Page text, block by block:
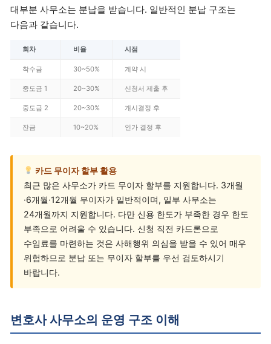
대부분 사무소는 분납을 받습니다. 일반적인 분납 구조는
다음과 같습니다.
회차 비율 시점
착수금 30~50% 계약 시
중도금 1 20~30% 신청서 제출 후
중도금 2 20~30% 개시결정 후
잔금 10~20% 인가 결정 후
카드 무이자 할부 활용
최근 많은 사무소가 카드 무이자 할부를 지원합니다. 3개월
·6개월·12개월 무이자가 일반적이며, 일부 사무소는
24개월까지 지원합니다. 다만 신용 한도가 부족한 경우 한도
부족으로 어려울 수 있습니다. 신청 직전 카드론으로
수임료를 마련하는 것은 사해행위 의심을 받을 수 있어 매우
위험하므로 분납 또는 무이자 할부를 우선 검토하시기
바랍니다.
변호사 사무소의 운영 구조 이해